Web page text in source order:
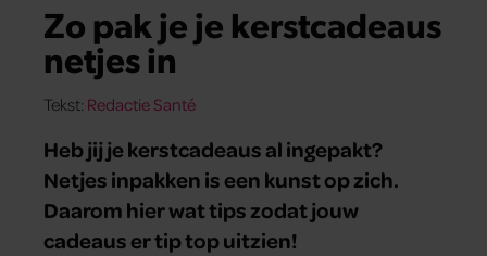
Zo pak je je kerstcadeaus
netjes in
Tekst: Redactie Santé
Heb jij je kerstcadeaus al ingepakt?
Netjes inpakken is een kunst op zich.
Daarom hier wat tips zodat jouw
cadeaus er tip top uitzien!